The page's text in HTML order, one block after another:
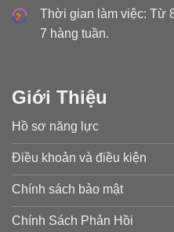
Thời gian làm việc: Từ
7 hàng tuần.
Giới Thiệu
Hồ sơ năng lực
Điều khoản và điều kiện
Chính sách bảo mật
Chính Sách Phản Hồi